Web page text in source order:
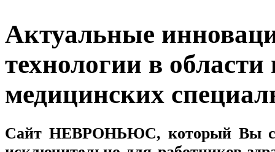
Актуальные
технологии в
медицинских
Сайт НЕВРОНЬЮС, который Вы